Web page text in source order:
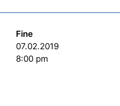
Fine
07.02.2019
8:00 pm